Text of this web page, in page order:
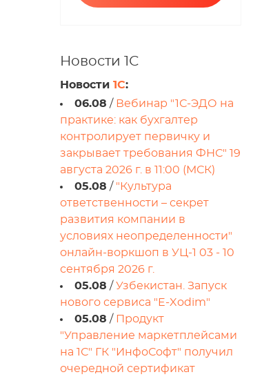
Новости 1С
Новости 1С:
06.08 / Вебинар "1С-ЭДО на
практике: как бухгалтер
контролирует первичку и
закрывает требования ФНС" 19
августа 2026 г. в 11:00 (МСК)
05.08 / "Культура
ответственности – секрет
развития компании в
условиях неопределенности"
онлайн-воркшоп в УЦ-1 03 - 10
сентября 2026 г.
05.08 / Узбекистан. Запуск
нового сервиса "E-Xodim"
05.08 / Продукт
"Управление маркетплейсами
на 1С" ГК "ИнфоСофт" получил
очередной сертификат